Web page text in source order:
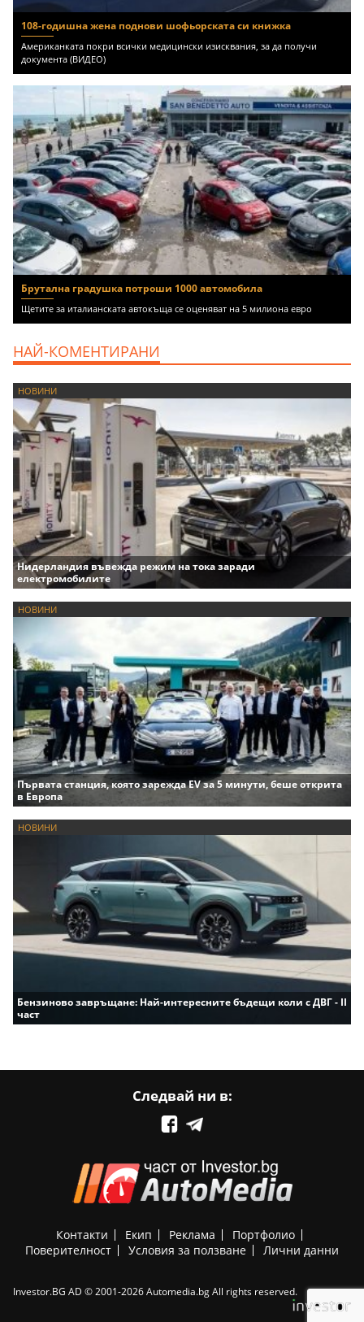
108-годишна жена поднови шофьорската си книжка
Американката покри всички медицински изисквания, за да получи
документа (ВИДЕО)
Брутална градушка потроши 1000 автомобила
Щетите за италианската автокъща се оценяват на 5 милиона евро
НАЙ-КОМЕНТИРАНИ
НОВИНИ
Нидерландия въвежда режим на тока заради
електромобилите
НОВИНИ
Първата станция, която зарежда EV за 5 минути, беше открита
в Европа
НОВИНИ
Бензиново завръщане: Най-интересните бъдещи коли с ДВГ - II
част
Следвай ни в:
Контакти Екип Реклама
Портфолио
Поверителност
Условия за ползване Лични данни
Investor.BG AD © 2001-2026 Automedia.bg All rights reserved.